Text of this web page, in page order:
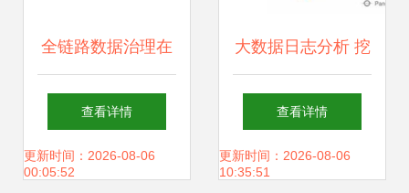
全链路数据治理在
网易严选的实践 以
存储支持服务为核
查看详情
更新时间：2026-08-06
00:05:52
大数据日志分析 挖
掘传统行业日志大
数据的无限价值
查看详情
更新时间：2026-08-06
10:35:51